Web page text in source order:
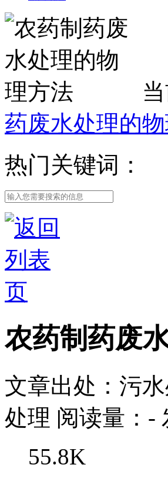
药废水处理的
热门关键词：
农药制药废
文章出处：污
处理 阅读量： -
55.8K